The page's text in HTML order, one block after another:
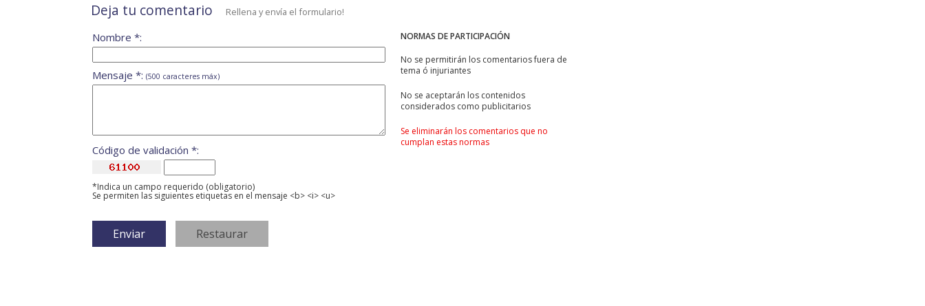
Deja tu comentario Rellena y envía el formulario!
NORMAS DE PARTICIPACIÓN
No se permitirán los comentarios fuera de
tema ó injuriantes
No se aceptarán los contenidos
considerados como publicitarios
Se eliminarán los comentarios que no
cumplan estas normas
Nombre *:
Mensaje *: (500 caracteres máx)
Código de validación *:
*Indica un campo requerido (obligatorio)
Se permiten las siguientes etiquetas en el mensaje <b> <i> <u>